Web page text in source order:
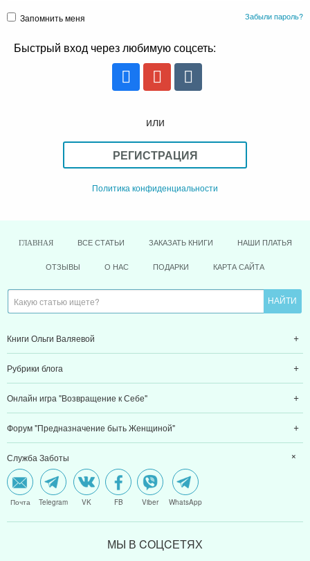
Запомнить меня Забыли пароль?
Быстрый вход через любимую соцсеть:
или
РЕГИСТРАЦИЯ
Политика конфиденциальности
ГЛАВНАЯ ВСЕ СТАТЬИ ЗАКАЗАТЬ КНИГИ НАШИ ПЛАТЬЯ
ОТЗЫВЫ О НАС ПОДАРКИ КАРТА САЙТА
Книги Ольги Валяевой
Рубрики блога
Онлайн игра "Возвращение к Себе"
Форум "Предназначение быть Женщиной"
Служба Заботы
Почта Telegram VK FB Viber WhatsApp
МЫ В CОЦCЕТЯХ